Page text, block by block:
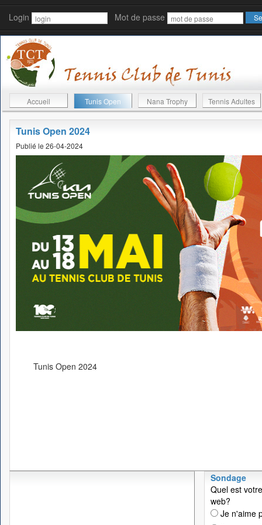
Login Mot de passe
Accueil Tunis Open Nana Trophy Tennis Adultes
Tunis Open 2024
Publié le 26-04-2024
Tunis Open 2024
Sondage
Quel est
web?
Je n'aime